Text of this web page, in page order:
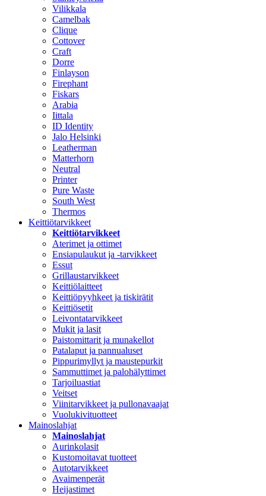
Vilikkala
Camelbak
Clique
Cottover
Craft
Dorre
Finlayson
Firephant
Fiskars
Arabia
Iittala
ID Identity
Jalo Helsinki
Leatherman
Matterhorn
Neutral
Printer
Pure Waste
South West
Thermos
Keittiötarvikkeet
Keittiötarvikkeet
Aterimet ja ottimet
Ensiapulaukut ja -tarvikkeet
Essut
Grillaustarvikkeet
Keittiölaitteet
Keittiöpyyhkeet ja tiskirätit
Keittiösetit
Leivontatarvikkeet
Mukit ja lasit
Paistomittarit ja munakellot
Patalaput ja pannualuset
Pippurimyllyt ja maustepurkit
Sammuttimet ja palohälyttimet
Tarjoiluastiat
Veitset
Viinitarvikkeet ja pullonavaajat
Vuolukivituotteet
Mainoslahjat
Mainoslahjat
Aurinkolasit
Kustomoitavat tuotteet
Autotarvikkeet
Avaimenperät
Heijastimet